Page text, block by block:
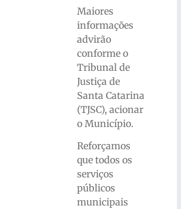
Maiores
informações
advirão
conforme o
Tribunal de
Justiça de
Santa Catarina
(TJSC), acionar
o Município.
Reforçamos
que todos os
serviços
públicos
municipais